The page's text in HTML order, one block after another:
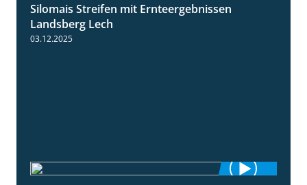
11:01
Silomais Streifen mit Ernteergebnissen
Landsberg Lech
03.12.2025